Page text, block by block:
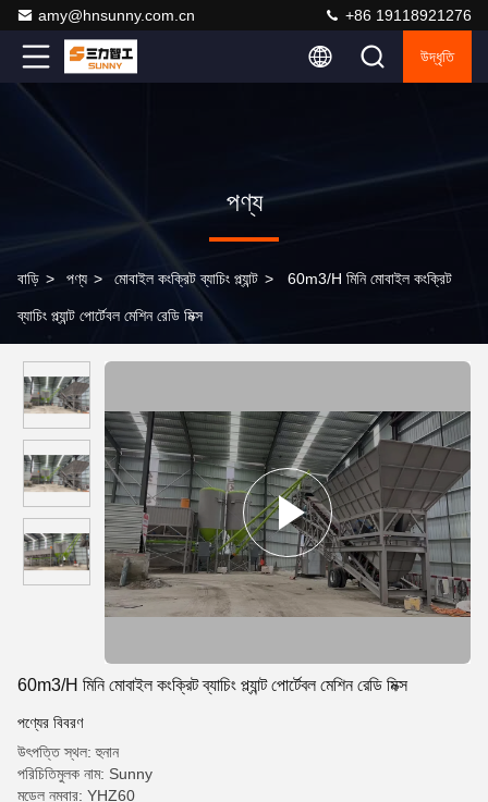
amy@hnsunny.com.cn +86 19118921276
উদ্ধৃতি
পণ্য
বাড়ি > পণ্য > মোবাইল কংক্রিট ব্যাচিং প্ল্যান্ট > 60m3/H মিনি মোবাইল কংক্রিট
ব্যাচিং প্ল্যান্ট পোর্টেবল মেশিন রেডি মিক্স
60m3/H মিনি মোবাইল কংক্রিট ব্যাচিং প্ল্যান্ট পোর্টেবল মেশিন রেডি মিক্স
পণ্যের বিবরণ
উৎপত্তি স্থল: হুনান
পরিচিতিমুলক নাম: Sunny
মডেল নম্বার: YHZ60